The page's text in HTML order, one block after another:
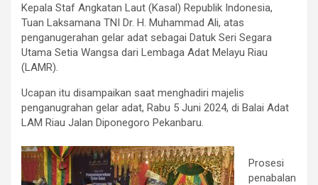
Kepala Staf Angkatan Laut (Kasal) Republik Indonesia,
Tuan Laksamana TNI Dr. H. Muhammad Ali, atas
penganugerahan gelar adat sebagai Datuk Seri Segara
Utama Setia Wangsa dari Lembaga Adat Melayu Riau
(LAMR).
Ucapan itu disampaikan saat menghadiri majelis
penganugrahan gelar adat, Rabu 5 Juni 2024, di Balai Adat
LAM Riau Jalan Diponegoro Pekanbaru.
Prosesi
penabalan